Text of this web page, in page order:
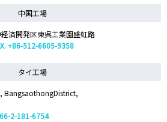
中国工場
済開発区東呉工業園盛虹路
+86-512-6605-9358
タイ工場
BangsaothongDistrict,
2-181-6754